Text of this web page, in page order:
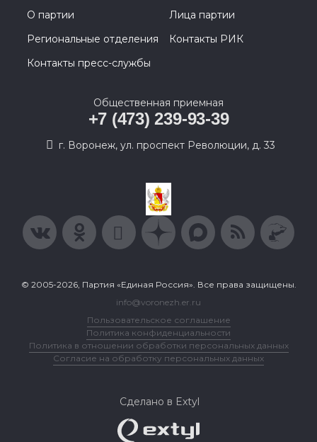
О партии
Лица партии
Региональные отделения
Контакты РИК
Контакты пресс-службы
Общественная приемная
+7 (473) 239-93-39
г. Воронеж, ул. проспект Революции, д. 33
© 2005-2026, Партия «Единая Россия». Все права защищены.
info@voronezh.er.ru
Пользовательское соглашение
Политика конфиденциальности
Политика в отношении обработки персональных данных
Согласие на обработку персональных данных
Сделано в Extyl